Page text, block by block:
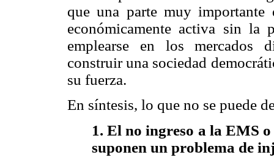
que una parte muy
económicamente activa sin la
emplearse en los mercados
construir una sociedad
su fuerza.
En síntesis, lo que no se puede
1. El no ingreso a la EMS
suponen un problema de